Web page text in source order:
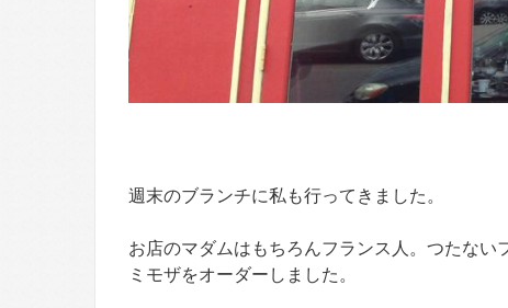
週末のブランチに私も行ってきました。
お店のマダムはもちろんフランス人。つたな
ミモザをオーダーしました。